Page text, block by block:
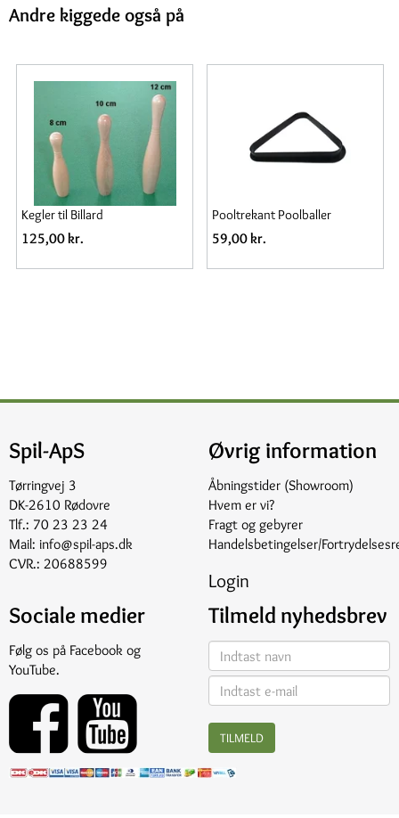
Andre kiggede også på
Kegler til Billard
125,00 kr.
Pooltrekant Poolballer
59,00 kr.
Spil-ApS
Tørringvej 3
DK-2610 Rødovre
Tlf.: 70 23 23 24
Mail: info@spil-aps.dk
CVR.: 20688599
Øvrig information
Åbningstider (Showroom)
Hvem er vi?
Fragt og gebyrer
Handelsbetingelser/
Login
Sociale medier
Følg os på Facebook og
YouTube.
Tilmeld nyhedsbrev
TILMELD